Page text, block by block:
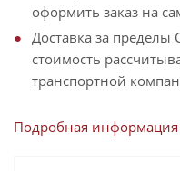
оформить заказ на
Доставка за пределы
стоимость
транспортной
Подробная информация